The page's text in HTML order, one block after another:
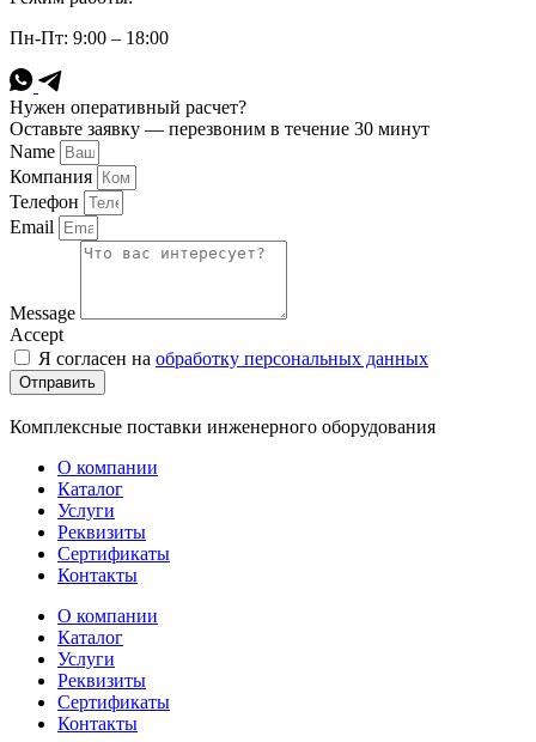
Пн-Пт: 9:00 – 18:00
Нужен оперативный расчет?
Оставьте заявку — перезвоним в течение 30 минут
Name
Компания
Телефон
Email
Message
Accept
Я согласен на обработку персональных данных
Отправить
Комплексные поставки инженерного оборудования
О компании
Каталог
Услуги
Реквизиты
Сертификаты
Контакты
О компании
Каталог
Услуги
Реквизиты
Сертификаты
Контакты